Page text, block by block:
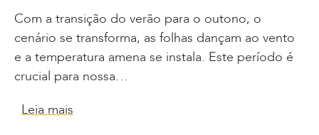
Com a transição do verão para o outono, o
cenário se transforma, as folhas dançam ao vento
e a temperatura amena se instala. Este período é
crucial para nossa…
Leia mais